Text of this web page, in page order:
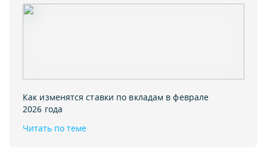
Как изменятся ставки по вкладам в феврале
2026 года
Читать по теме